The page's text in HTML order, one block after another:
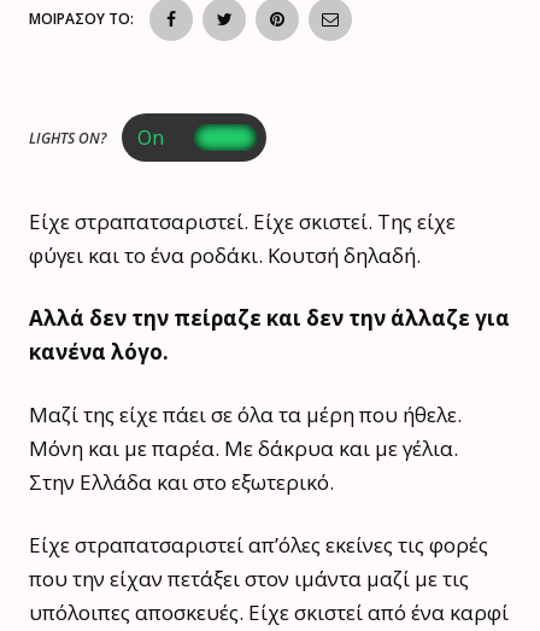
ΜΟΙΡΑΣΟΥ ΤΟ:
LIGHTS ON?
Είχε στραπατσαριστεί. Είχε σκιστεί. Της είχε
φύγει και το ένα ροδάκι. Κουτσή δηλαδή.
Αλλά δεν την πείραζε και δεν την άλλαζε για
κανένα λόγο.
Μαζί της είχε πάει σε όλα τα μέρη που ήθελε.
Μόνη και με παρέα. Με δάκρυα και με γέλια.
Στην Ελλάδα και στο εξωτερικό.
Είχε στραπατσαριστεί απ’όλες εκείνες τις φορές
που την είχαν πετάξει στον ιμάντα μαζί με τις
υπόλοιπες αποσκευές. Είχε σκιστεί από ένα καρφί